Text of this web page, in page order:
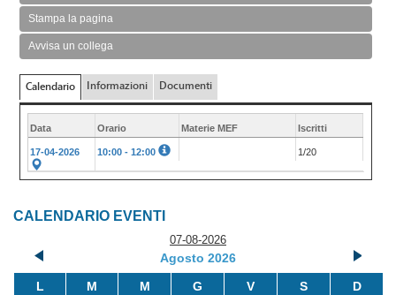
Stampa la pagina
Avvisa un collega
Calendario Informazioni Documenti
Data Orario Materie MEF Iscritti
17-04-2026 10:00 - 12:00 1/20
CALENDARIO EVENTI
07-08-2026
Agosto 2026
L
M M G V S D